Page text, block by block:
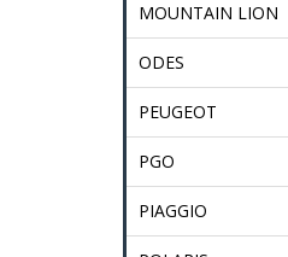
MOUNTAIN LION
ODES
PEUGEOT
PGO
PIAGGIO